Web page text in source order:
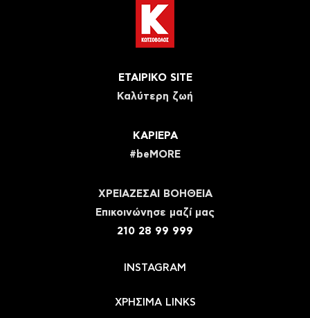
ΕΤΑΙΡΙΚΟ SITE
Καλύτερη ζωή
ΚΑΡΙΕΡΑ
#beMORE
ΧΡΕΙΑΖΕΣΑΙ ΒΟΗΘΕΙΑ
Eπικοινώνησε μαζί μας
210 28 99 999
INSTAGRAM
ΧΡΗΣΙΜΑ LINKS